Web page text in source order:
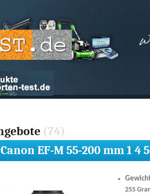
(74)
Canon EF-M 55-200 mm 1 4
255